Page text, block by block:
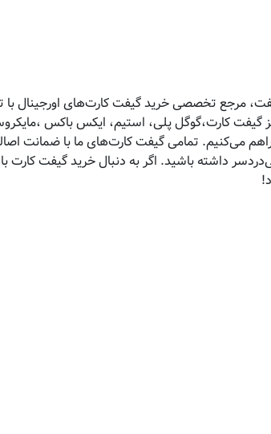
مرجع تخصصی خرید گیفت کارت‌های اورجینال با
گیفت کارت،گوگل پلی، استیم، ایکس باکس
می‌کنیم. تمامی گیفت کارت‌های ما با ضمانت
داشته باشید. اگر به دنبال خرید گیفت